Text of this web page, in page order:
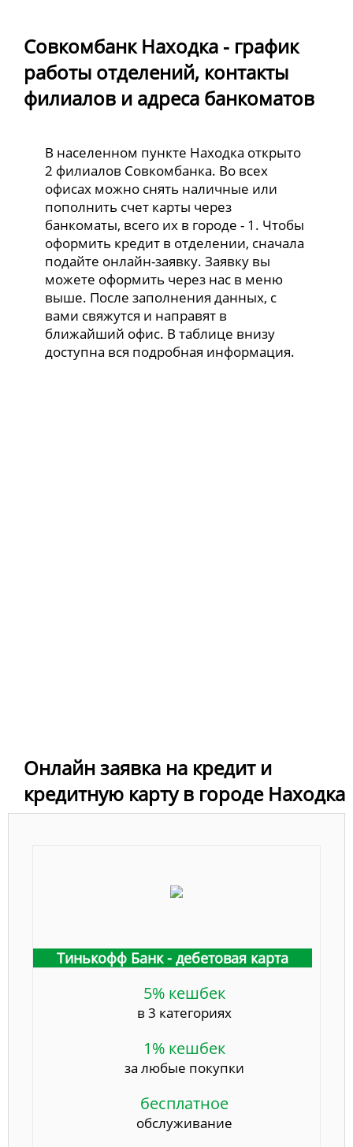
Совкомбанк Находка - график
работы отделений, контакты
филиалов и адреса банкоматов
В населенном пункте Находка открыто
2 филиалов Совкомбанка. Во всех
офисах можно снять наличные или
пополнить счет карты через
банкоматы, всего их в городе - 1. Чтобы
оформить кредит в отделении, сначала
подайте онлайн-заявку. Заявку вы
можете оформить через нас в меню
выше. После заполнения данных, с
вами свяжутся и направят в
ближайший офис. В таблице внизу
доступна вся подробная информация.
Онлайн заявка на кредит и
кредитную карту в городе Находка
Тинькофф Банк - дебетовая карта
5% кешбек
в 3 категориях
1% кешбек
за любые покупки
бесплатное
обслуживание